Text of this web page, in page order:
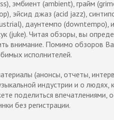
эмбиент (ambient), грайм
эйсид джаз (acid jazz),
даунтемпо (downtempo),
(juke). Читая обзоры, вы
внимание. Помимо обзоров
исполнителей.
(анонсы, отчеты,
индустрии и о людях,
поделиться впечатлениями,
без регистрации.